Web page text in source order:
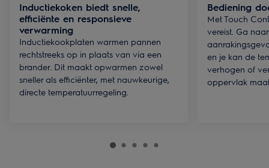
Inductiekoken biedt snelle,
efficiënte en responsieve
verwarming
Inductiekookplaten warmen pannen
rechtstreeks op in plaats van via een
brander. Dit maakt opwarmen zowel
sneller als efficiënter, met nauwkeurige,
directe temperatuurregeling.
Bediening
Met Touch
vereist. Ga
en je kan de
verhogen of
oppervlak